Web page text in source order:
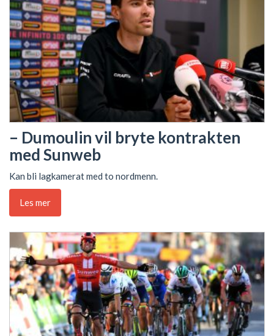
– Dumoulin vil bryte kontrakten
med Sunweb
Kan bli lagkamerat med to nordmenn.
Les mer